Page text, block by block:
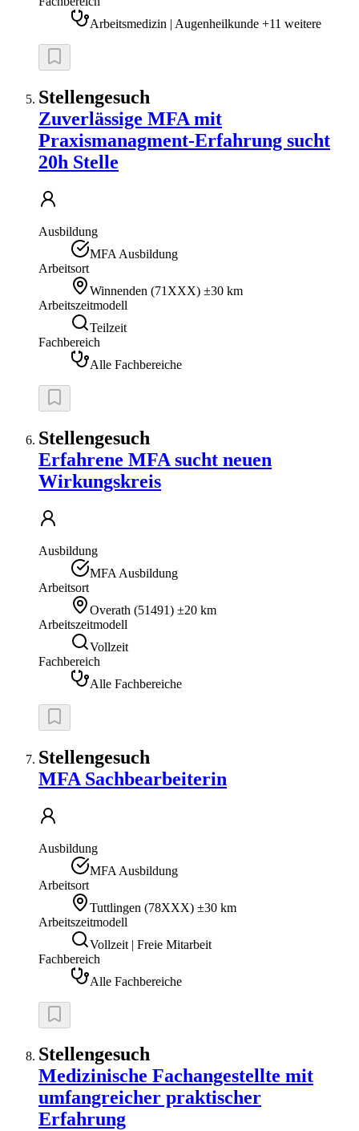
Arbeitsmedizin | Augenheilkunde +11 weitere
Stellengesuch
Zuverlässige MFA mit
Praxismanagment-Erfahrung sucht
20h Stelle
Ausbildung
MFA Ausbildung
Arbeitsort
Winnenden (71XXX) ±30 km
Arbeitszeitmodell
Teilzeit
Fachbereich
Alle Fachbereiche
Stellengesuch
Erfahrene MFA sucht neuen
Wirkungskreis
Ausbildung
MFA Ausbildung
Arbeitsort
Overath (51491) ±20 km
Arbeitszeitmodell
Vollzeit
Fachbereich
Alle Fachbereiche
Stellengesuch
MFA Sachbearbeiterin
Ausbildung
MFA Ausbildung
Arbeitsort
Tuttlingen (78XXX) ±30 km
Arbeitszeitmodell
Vollzeit | Freie Mitarbeit
Fachbereich
Alle Fachbereiche
Stellengesuch
Medizinische Fachangestellte mit
umfangreicher praktischer
Erfahrung